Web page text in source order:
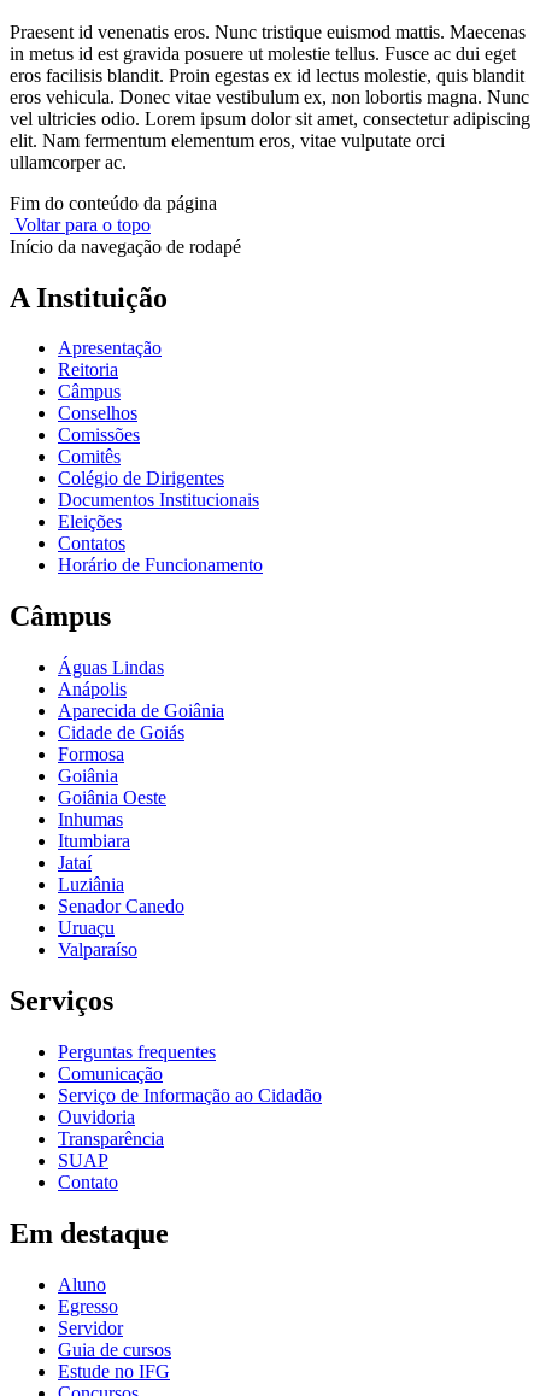
Praesent id venenatis eros. Nunc tristique euismod mattis. Maecenas
in metus id est gravida posuere ut molestie tellus. Fusce ac dui eget
eros facilisis blandit. Proin egestas ex id lectus molestie, quis blandit
eros vehicula. Donec vitae vestibulum ex, non lobortis magna. Nunc
vel ultricies odio. Lorem ipsum dolor sit amet, consectetur adipiscing
elit. Nam fermentum elementum eros, vitae vulputate orci
ullamcorper ac.
Fim do conteúdo da página
Voltar para o topo
Início da navegação de rodapé
A Instituição
Apresentação
Reitoria
Câmpus
Conselhos
Comissões
Comitês
Colégio de Dirigentes
Documentos Institucionais
Eleições
Contatos
Horário de Funcionamento
Câmpus
Águas Lindas
Anápolis
Aparecida de Goiânia
Cidade de Goiás
Formosa
Goiânia
Goiânia Oeste
Inhumas
Itumbiara
Jataí
Luziânia
Senador Canedo
Uruaçu
Valparaíso
Serviços
Perguntas frequentes
Comunicação
Serviço de Informação ao Cidadão
Ouvidoria
Transparência
SUAP
Contato
Em destaque
Aluno
Egresso
Servidor
Guia de cursos
Estude no IFG